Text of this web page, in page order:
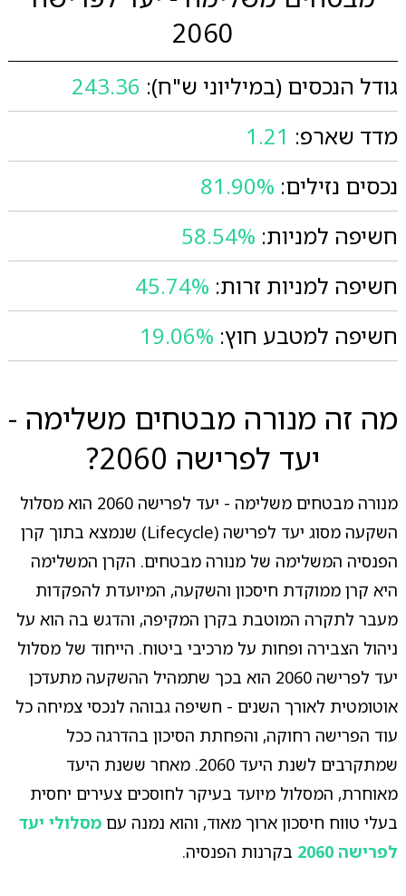
2060
גודל הנכסים (במיליוני ש"ח): 243.36
מדד שארפ: 1.21
נכסים נזילים: 81.90%
חשיפה למניות: 58.54%
חשיפה למניות זרות: 45.74%
חשיפה למטבע חוץ: 19.06%
מה זה מנורה מבטחים משלימה -
יעד לפרישה 2060?
מנורה מבטחים משלימה - יעד לפרישה 2060 הוא מסלול
השקעה מסוג יעד לפרישה (Lifecycle) שנמצא בתוך קרן
הפנסיה המשלימה של מנורה מבטחים. הקרן המשלימה
היא קרן ממוקדת חיסכון והשקעה, המיועדת להפקדות
מעבר לתקרה המוטבת בקרן המקיפה, והדגש בה הוא על
ניהול הצבירה ופחות על מרכיבי ביטוח. הייחוד של מסלול
יעד לפרישה 2060 הוא בכך שתמהיל ההשקעה מתעדכן
אוטומטית לאורך השנים - חשיפה גבוהה לנכסי צמיחה כל
עוד הפרישה רחוקה, והפחתת הסיכון בהדרגה ככל
שמתקרבים לשנת היעד 2060. מאחר ששנת היעד
מאוחרת, המסלול מיועד בעיקר לחוסכים צעירים יחסית
בעלי טווח חיסכון ארוך מאוד, והוא נמנה עם מסלולי יעד
לפרישה 2060
בקרנות הפנסיה.